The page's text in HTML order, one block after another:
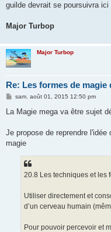
guilde devrait se poursuivra ici
Major Turbop
Major Turbop
Re: Les formes de magie
M
s
g
sam. août 01, 2015 12:50 pm
La Magie mega va être sujet
Je propose de reprendre
magie
20.8 Les techniques et les
Utiliser directement et
d’un cerveau humain
Pour pouvoir percevoir et